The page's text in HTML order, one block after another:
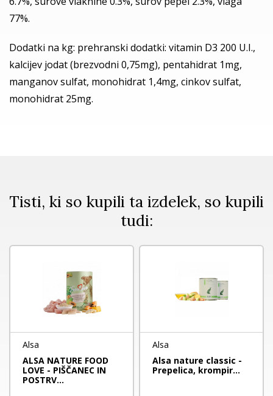
77%.
Dodatki na kg: prehranski dodatki: vitamin D3 200 U.I.,
kalcijev jodat (brezvodni 0,75mg), pentahidrat 1mg,
manganov sulfat, monohidrat 1,4mg, cinkov sulfat,
monohidrat 25mg.
Tisti, ki so kupili ta izdelek, so kupili
tudi:
Alsa
ALSA NATURE FOOD
LOVE - PIŠČANEC IN
POSTRV...
Alsa
Alsa nature classic -
Prepelica, krompir...